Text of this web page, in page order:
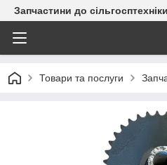
Запчастини до
Товари та послуги